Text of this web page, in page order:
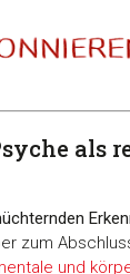
als
zum
und